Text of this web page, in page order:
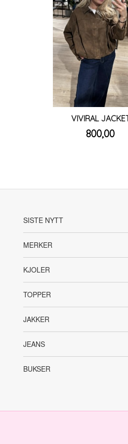
VIVIRAL
Pris
800,00mva.
SISTE NYTT
MERKER
KJOLER
TOPPER
JAKKER
JEANS
BUKSER